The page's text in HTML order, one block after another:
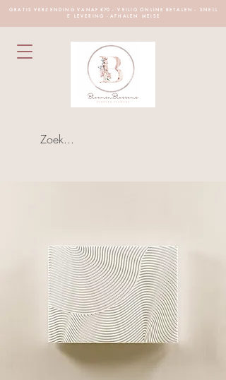
G R A T I S V E R Z E N D I N G V A N A F €70 - V E I L I G O N L I N E B E T A L E N - S N E L L
E L E V E R I N G - A F H A L E N M E I S E